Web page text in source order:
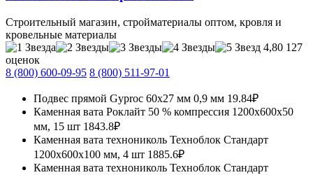
Строительный магазин, стройматериалы оптом, кровля и
кровельные материалы
4,80 127
оценок
8 (800) 600-09-95 8 (800) 511-97-01
Подвес прямой Gyproc 60х27 мм 0,9 мм 19.84₽
Каменная вата Роклайт 50 % компрессия 1200х600х50
мм, 15 шт 1843.8₽
Каменная вата технониколь Техноблок Стандарт
1200х600х100 мм, 4 шт 1885.6₽
Каменная вата технониколь Техноблок Стандарт